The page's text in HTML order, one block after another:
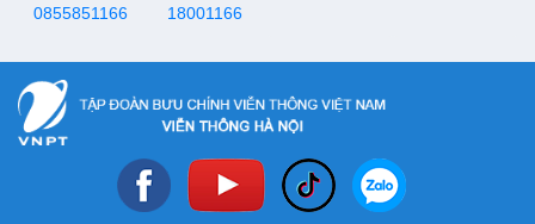
0855851166
18001166